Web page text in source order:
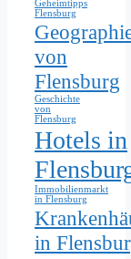
Geheimtipps
Flensburg
von
Flensburg
Geschichte
von
Flensburg
Hotels in
Immobilienmarkt
in Flensburg
in